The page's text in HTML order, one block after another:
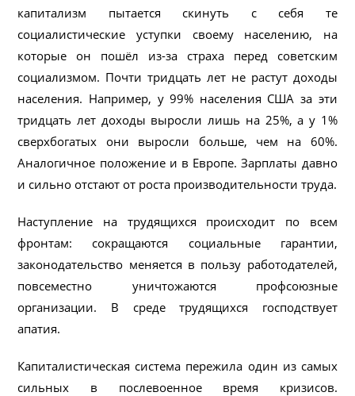
капитализм пытается скинуть с себя те
социалистические уступки своему населению, на
которые он пошёл из-за страха перед советским
социализмом. Почти тридцать лет не растут доходы
населения. Например, у 99% населения США за эти
тридцать лет доходы выросли лишь на 25%, а у 1%
сверхбогатых они выросли больше, чем на 60%.
Аналогичное положение и в Европе. Зарплаты давно
и сильно отстают от роста производительности труда.
Наступление на трудящихся происходит по всем
фронтам: сокращаются социальные гарантии,
законодательство меняется в пользу работодателей,
повсеместно уничтожаются профсоюзные
организации. В среде трудящихся господствует
апатия.
Капиталистическая система пережила один из самых
сильных в послевоенное время кризисов.